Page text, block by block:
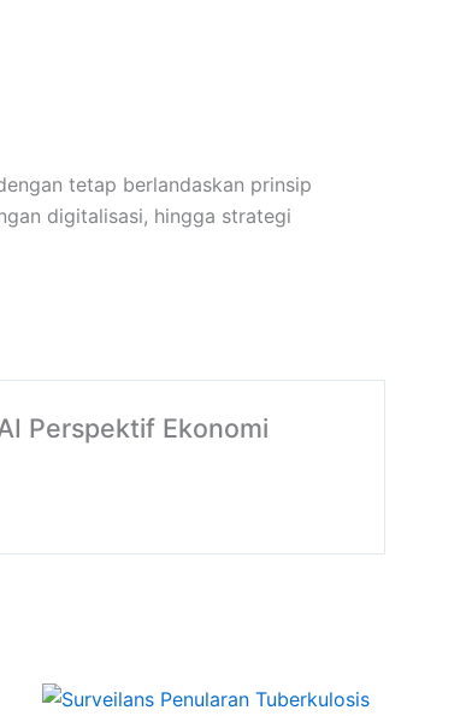
tetap berlandaskan prinsip
digitalisasi, hingga strategi
Perspektif Ekonomi